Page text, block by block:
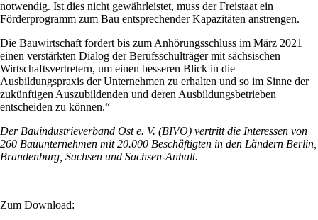
notwendig. Ist dies nicht gewährleistet, muss der Freistaat ein
Förderprogramm zum Bau entsprechender Kapazitäten anstrengen.
Die Bauwirtschaft fordert bis zum Anhörungsschluss im März 2021
einen verstärkten Dialog der Berufsschulträger mit sächsischen
Wirtschaftsvertretern, um einen besseren Blick in die
Ausbildungspraxis der Unternehmen zu erhalten und so im Sinne der
zukünftigen Auszubildenden und deren Ausbildungsbetrieben
entscheiden zu können.“
Der Bauindustrieverband Ost e. V. (BIVO) vertritt die Interessen von
260 Bauunternehmen mit 20.000 Beschäftigten in den Ländern Berlin,
Brandenburg, Sachsen und Sachsen-Anhalt.
Zum Download: